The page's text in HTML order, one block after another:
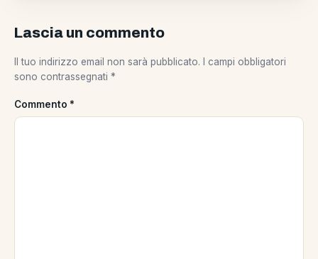
Lascia un commento
Il tuo indirizzo email non sarà pubblicato.
I campi obbligatori
sono contrassegnati *
Commento *